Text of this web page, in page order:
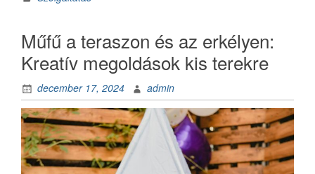
Műfű a teraszon és az erkélyen:
Kreatív megoldások kis terekre
december 17, 2024 admin